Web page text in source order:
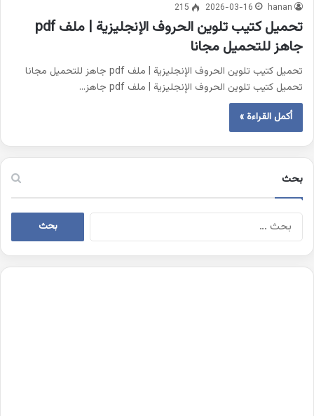
hanan
2026-03-16
215
تحميل كتيب تلوين الحروف الإنجليزية | ملف pdf
جاهز للتحميل مجانا
تحميل كتيب تلوين الحروف الإنجليزية | ملف pdf جاهز للتحميل مجانا
تحميل كتيب تلوين الحروف الإنجليزية | ملف pdf جاهز…
أكمل القراءة »
بحث
البحث